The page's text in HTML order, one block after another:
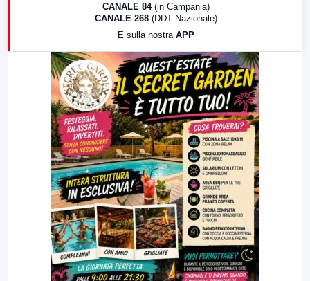
LabNews (replica)
CANALE 84 (in Campania)
CANALE 268 (DDT Nazionale)
E sulla nostra APP